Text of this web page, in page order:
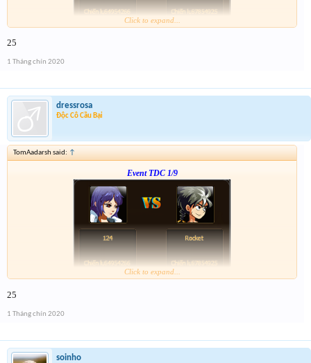
Click to expand...
25
1 Tháng chín 2020
dressrosa
Độc Cô Cầu Bại
TomAadarsh said: ↑
Event TDC 1/9
Click to expand...
25
1 Tháng chín 2020
soinho